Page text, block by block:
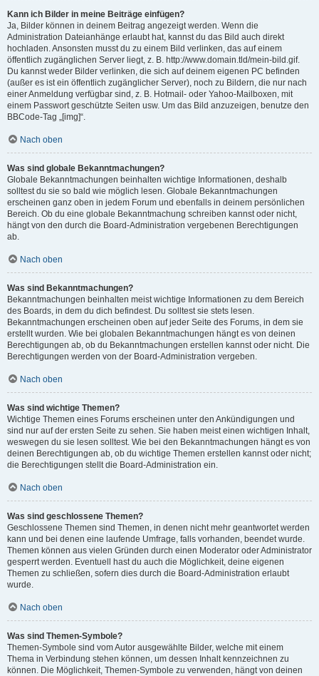
Kann ich Bilder in meine Beiträge einfügen?
Ja, Bilder können in deinem Beitrag angezeigt werden. Wenn die
Administration Dateianhänge erlaubt hat, kannst du das Bild auch direkt
hochladen. Ansonsten musst du zu einem Bild verlinken, das auf einem
öffentlich zugänglichen Server liegt, z. B. http://www.domain.tld/mein-bild.gif.
Du kannst weder Bilder verlinken, die sich auf deinem eigenen PC befinden
(außer es ist ein öffentlich zugänglicher Server), noch zu Bildern, die nur nach
einer Anmeldung verfügbar sind, z. B. Hotmail- oder Yahoo-Mailboxen, mit
einem Passwort geschützte Seiten usw. Um das Bild anzuzeigen, benutze den
BBCode-Tag „[img]“.
Nach oben
Was sind globale Bekanntmachungen?
Globale Bekanntmachungen beinhalten wichtige Informationen, deshalb
solltest du sie so bald wie möglich lesen. Globale Bekanntmachungen
erscheinen ganz oben in jedem Forum und ebenfalls in deinem persönlichen
Bereich. Ob du eine globale Bekanntmachung schreiben kannst oder nicht,
hängt von den durch die Board-Administration vergebenen Berechtigungen
ab.
Nach oben
Was sind Bekanntmachungen?
Bekanntmachungen beinhalten meist wichtige Informationen zu dem Bereich
des Boards, in dem du dich befindest. Du solltest sie stets lesen.
Bekanntmachungen erscheinen oben auf jeder Seite des Forums, in dem sie
erstellt wurden. Wie bei globalen Bekanntmachungen hängt es von deinen
Berechtigungen ab, ob du Bekanntmachungen erstellen kannst oder nicht. Die
Berechtigungen werden von der Board-Administration vergeben.
Nach oben
Was sind wichtige Themen?
Wichtige Themen eines Forums erscheinen unter den Ankündigungen und
sind nur auf der ersten Seite zu sehen. Sie haben meist einen wichtigen Inhalt,
weswegen du sie lesen solltest. Wie bei den Bekanntmachungen hängt es von
deinen Berechtigungen ab, ob du wichtige Themen erstellen kannst oder nicht;
die Berechtigungen stellt die Board-Administration ein.
Nach oben
Was sind geschlossene Themen?
Geschlossene Themen sind Themen, in denen nicht mehr geantwortet werden
kann und bei denen eine laufende Umfrage, falls vorhanden, beendet wurde.
Themen können aus vielen Gründen durch einen Moderator oder Administrator
gesperrt werden. Eventuell hast du auch die Möglichkeit, deine eigenen
Themen zu schließen, sofern dies durch die Board-Administration erlaubt
wurde.
Nach oben
Was sind Themen-Symbole?
Themen-Symbole sind vom Autor ausgewählte Bilder, welche mit einem
Thema in Verbindung stehen können, um dessen Inhalt kennzeichnen zu
können. Die Möglichkeit, Themen-Symbole zu verwenden, hängt von deinen